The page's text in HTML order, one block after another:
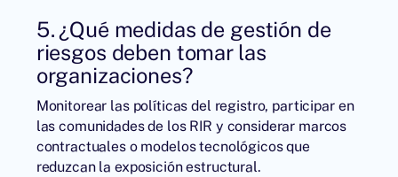
5. ¿Qué medidas de gestión de
riesgos deben tomar las
organizaciones?
Monitorear las políticas del registro, participar en
las comunidades de los RIR y considerar marcos
contractuales o modelos tecnológicos que
reduzcan la exposición estructural.